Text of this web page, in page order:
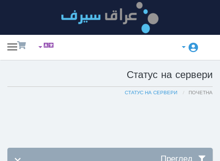
Статус на сервери
ПОЧЕТНА